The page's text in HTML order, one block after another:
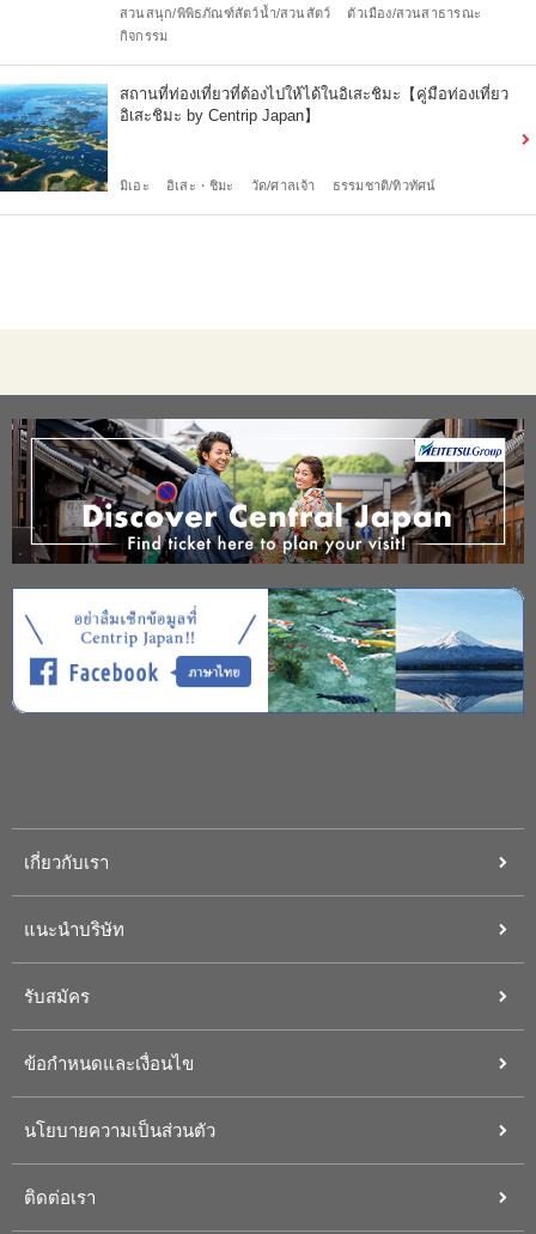
สวนสนุก/พิพิธภัณฑ์สัตว์น้ำ/สวนสัตว์
ตัวเมือง/สวนสาธารณะ
กิจกรรม
สถานที่ท่องเที่ยวที่ต้องไปให้ได้ในอิเสะชิมะ【คู่มือท่องเที่ยว
อิเสะชิมะ by Centrip Japan】
มิเอะ อิเสะ・ชิมะ วัด/ศาลเจ้า ธรรมชาติ/ทิวทัศน์
เกี่ยวกับเรา
แนะนำบริษัท
รับสมัคร
ข้อกำหนดและเงื่อนไข
นโยบายความเป็นส่วนตัว
ติดต่อเรา